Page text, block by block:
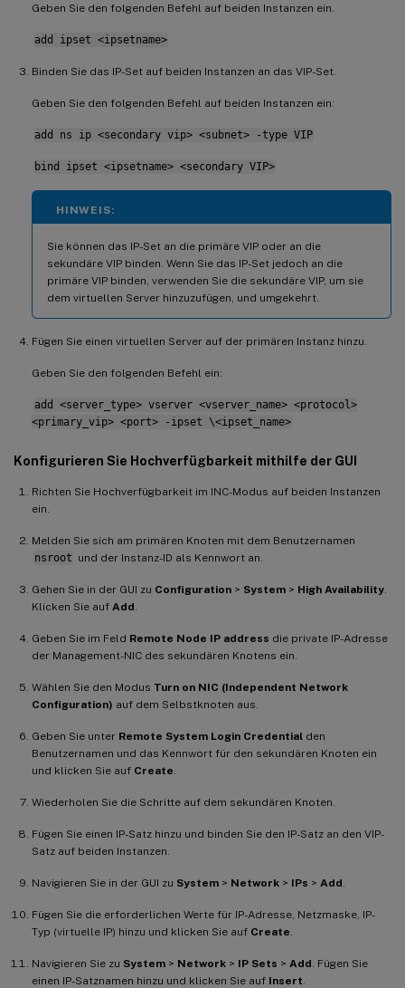
Geben Sie den folgenden Befehl auf beiden Instanzen ein.
add ipset <ipsetname>
Binden Sie das IP-Set auf beiden Instanzen an das VIP-Set.
Geben Sie den folgenden Befehl auf beiden Instanzen ein:
add ns ip <secondary vip> <subnet> -type VIP
bind ipset <ipsetname> <secondary VIP>
HINWEIS:
Sie können das IP-Set an die primäre VIP oder an die
sekundäre VIP binden. Wenn Sie das IP-Set jedoch an die
primäre VIP binden, verwenden Sie die sekundäre VIP, um sie
dem virtuellen Server hinzuzufügen, und umgekehrt.
Fügen Sie einen virtuellen Server auf der primären Instanz hinzu.
Geben Sie den folgenden Befehl ein:
add <server_type> vserver <vserver_name> <protocol>
<primary_vip> <port> -ipset \<ipset_name>
Konfigurieren Sie Hochverfügbarkeit mithilfe der GUI
Richten Sie Hochverfügbarkeit im INC-Modus auf beiden Instanzen
ein.
Melden Sie sich am primären Knoten mit dem Benutzernamen
nsroot und der Instanz-ID als Kennwort an.
Gehen Sie in der GUI zu Configuration > System > High Availability
Klicken Sie auf Add
Geben Sie im Feld Remote Node IP address die private IP-Adresse
der Management-NIC des sekundären Knotens ein.
Wählen Sie den Modus Turn on NIC (Independent Network
Configuration) auf dem Selbstknoten aus.
Geben Sie unter Remote System Login Credential den
Benutzernamen und das Kennwort für den sekundären Knoten ein
und klicken Sie auf Create
Wiederholen Sie die Schritte auf dem sekundären Knoten.
Fügen Sie einen IP-Satz hinzu und binden Sie den IP-Satz an den VIP-
Satz auf beiden Instanzen.
Navigieren Sie in der GUI zu System > Network > IPs > Add
Fügen Sie die erforderlichen Werte für IP-Adresse, Netzmaske, IP-
Typ (virtuelle IP) hinzu und klicken Sie auf Create
Navigieren Sie zu System > Network > IP Sets > Add . Fügen Sie
einen IP-Satznamen hinzu und klicken Sie auf Insert